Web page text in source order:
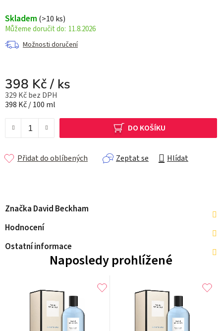
Skladem (>10 ks)
11.8.2026
Možnosti doručení
398 Kč/ ks
329 Kč bez DPH
Měrná cena:
398 Kč / 100 ml
DO KOŠÍKU
Zeptat se Hlídat
Přidat do oblíbených
Značka David Beckham
Hodnocení
Ostatní informace
Naposledy prohlížené